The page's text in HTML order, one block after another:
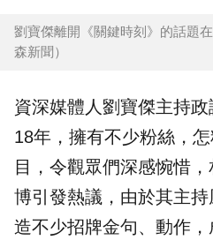
劉寶傑離開《關鍵時刻》的話題
森新聞）
資深媒體人劉寶傑主持
18年，擁有不少粉絲，
目，令觀眾們深感惋惜
博引發熱議，由於其主
造不少招牌金句、動作，